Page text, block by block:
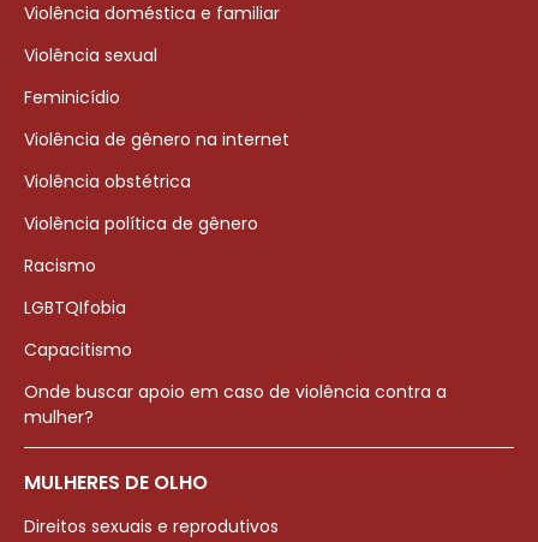
Violência doméstica e familiar
Violência sexual
Feminicídio
Violência de gênero na internet
Violência obstétrica
Violência política de gênero
Racismo
LGBTQIfobia
Capacitismo
Onde buscar apoio em caso de violência contra a
mulher?
MULHERES DE OLHO
Direitos sexuais e reprodutivos